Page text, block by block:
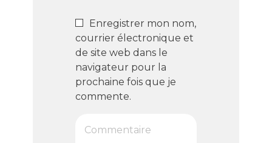
Enregistrer mon nom,
courrier électronique et
de site web dans le
navigateur pour la
prochaine fois que je
commente.